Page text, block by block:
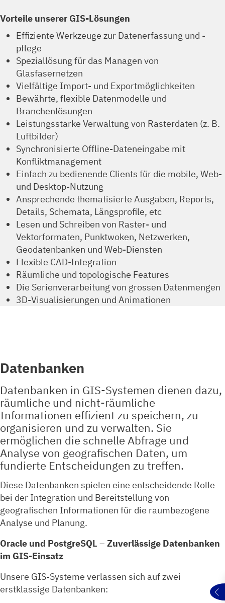
Vorteile unserer GIS-Lösungen
Effiziente Werkzeuge zur Datenerfassung und -
pflege
Speziallösung für das Managen von
Glasfasernetzen
Vielfältige Import- und Exportmöglichkeiten
Bewährte, flexible Datenmodelle und
Branchenlösungen
Leistungsstarke Verwaltung von Rasterdaten (z. B.
Luftbilder)
Synchronisierte Offline-Dateneingabe mit
Konfliktmanagement
Einfach zu bedienende Clients für die mobile, Web-
und Desktop-Nutzung
Ansprechende thematisierte Ausgaben, Reports,
Details, Schemata, Längsprofile, etc
Lesen und Schreiben von Raster- und
Vektorformaten, Punktwoken, Netzwerken,
Geodatenbanken und Web-Diensten
Flexible CAD-Integration
Räumliche und topologische Features
Die Serienverarbeitung von grossen Datenmengen
3D-Visualisierungen und Animationen
Datenbanken
Datenbanken in GIS-Systemen dienen dazu,
räumliche und nicht-räumliche
Informationen effizient zu speichern, zu
organisieren und zu verwalten. Sie
ermöglichen die schnelle Abfrage und
Analyse von geografischen Daten, um
fundierte Entscheidungen zu treffen.
Diese Datenbanken spielen eine entscheidende Rolle
bei der Integration und Bereitstellung von
geografischen Informationen für die raumbezogene
Analyse und Planung.
Oracle und PostgreSQL – Zuverlässige Datenbanken
im GIS-Einsatz
Unsere GIS-Systeme verlassen sich auf zwei
erstklassige Datenbanken: